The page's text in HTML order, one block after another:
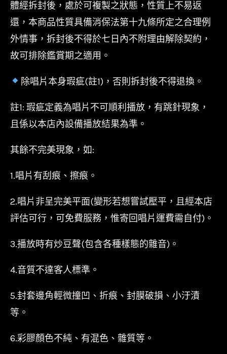
體經拆封後，處於可複製之狀態，性質上不易返
還，本商品性質具備消保法第十九條所定之合理例
外情事，拆封後不得於七日內不附理由解除契約，
故可排除鑑賞期之適用。
除唱片本身瑕疵(註1)，否則拆封後不得退換。
註1: 瑕疵定義為唱片不可順利播放，有跳針現象，
且係以本店內設備播放結果為準。
其餘不完美現象，如:
1.唱片有刮痕、擦痕。
2.唱片非呈完美平面(變形若想嘗試壓平，且經本店
評估可行，可免費服務，惟寄回唱片運費需自付)。
3.播放時有炒豆聲(包含各種樣態的雜音)。
4.音質不達客人標準。
5.封套邊角輕微撞凹、折痕、封膜破損、小汙漬
等。
6.彩膠顏色不純、有混色、雜質等。